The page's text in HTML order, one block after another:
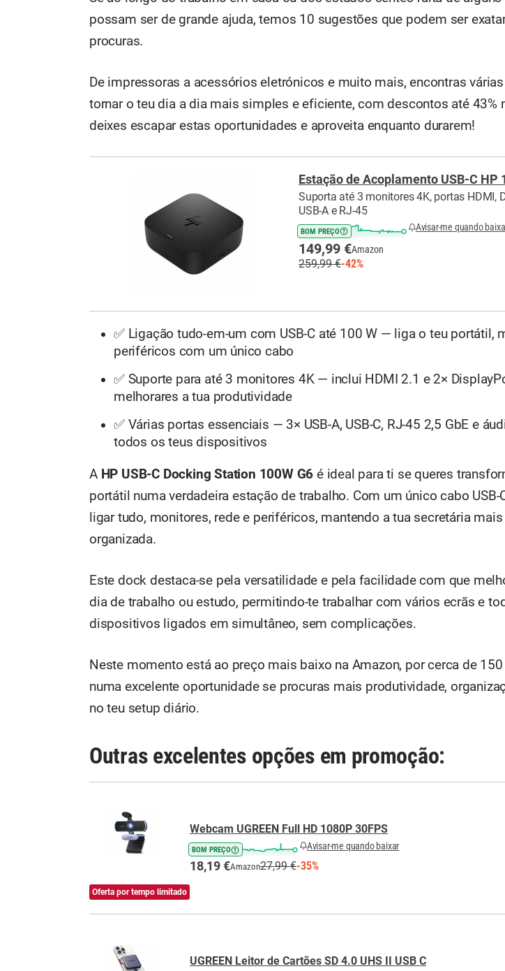
possam ser de grande ajuda, temos 10 sugestões que podem ser
procuras.
De impressoras a acessórios eletrónicos e muito mais, encontras
tornar o teu dia a dia mais simples e eficiente, com descontos até 43%
deixes escapar estas oportunidades e aproveita enquanto durarem!
Estação de Acoplamento USB-C HP
Suporta até 3 monitores 4K, portas HDMI,
USB-A e RJ-45
BOM PREÇO Avisar-me quando
149,99 €Amazon
259,99 €-42%
✅ Ligação tudo-em-um com USB-C até 100 W — liga o teu portátil,
periféricos com um único cabo
✅ Suporte para até 3 monitores 4K — inclui HDMI 2.1 e 2×
melhorares a tua produtividade
✅ Várias portas essenciais — 3× USB-A, USB-C, RJ-45 2,5 GbE e
todos os teus dispositivos
A HP USB-C Docking Station 100W G6 é ideal para ti se queres
portátil numa verdadeira estação de trabalho. Com um único cabo USB-
ligar tudo, monitores, rede e periféricos, mantendo a tua secretária
organizada.
Este dock destaca-se pela versatilidade e pela facilidade com que
dia de trabalho ou estudo, permitindo-te trabalhar com vários ecrãs e
dispositivos ligados em simultâneo, sem complicações.
Neste momento está ao preço mais baixo na Amazon, por cerca de
numa excelente oportunidade se procuras mais produtividade,
no teu setup diário.
Outras excelentes opções em promoção:
Oferta por tempo limitado
Webcam UGREEN Full HD 1080P 30FPS
BOM PREÇO Avisar-me quando baixar
18,19 €Amazon27,99 €-35%
UGREEN Leitor de Cartões SD 4.0 UHS II USB C